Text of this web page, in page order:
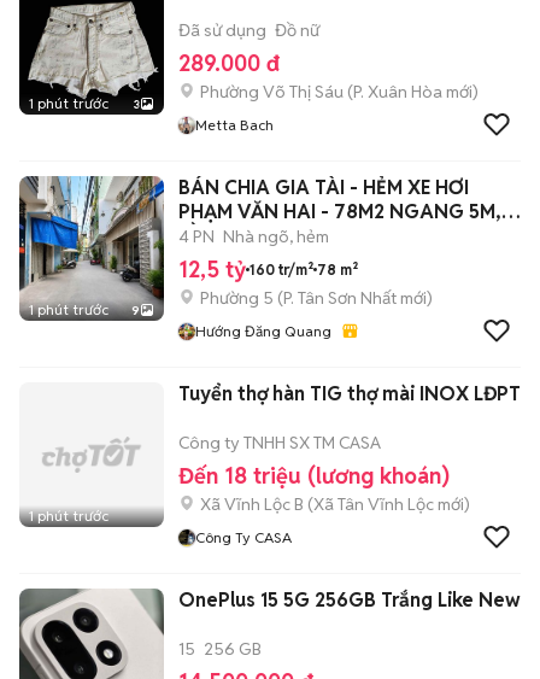
1 phút trước 3
Đã sử dụng Đồ nữ
289.000 đ
Phường Võ Thị Sáu (P. Xuân Hòa mới)
Metta Bach
1 phút trước 9
BÁN CHIA GIA TÀI - HẺM XE HƠI
PHẠM VĂN HAI - 78M2 NGANG 5M, 4
TẦNG.
4 PN Nhà ngõ, hẻm
12,5 tỷ 160 tr/m² 78 m²
Phường 5 (P. Tân Sơn Nhất mới)
Hướng Đăng Quang
1 phút trước
Tuyển thợ hàn TIG thợ mài INOX LĐPT
Công ty TNHH SX TM CASA
Đến 18 triệu (lương khoán)
Xã Vĩnh Lộc B (Xã Tân Vĩnh Lộc mới)
Công Ty CASA
OnePlus 15 5G 256GB Trắng Like New
15 256 GB